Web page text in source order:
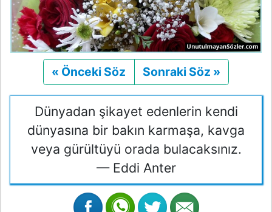
« Önceki Söz Önceki
Sonraki Söz »
Dünyadan şikayet edenlerin kendi
dünyasına bir bakın karmaşa, kavga
veya gürültüyü orada bulacaksınız.
— Eddi Anter